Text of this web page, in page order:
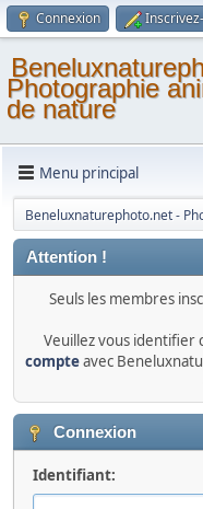
Connexion
Photographie
de nature
Menu principal
Beneluxnaturephoto.net -
Attention !
Seuls les membres
Veuillez vous identifier
compteavec
Connexion
Identifiant: